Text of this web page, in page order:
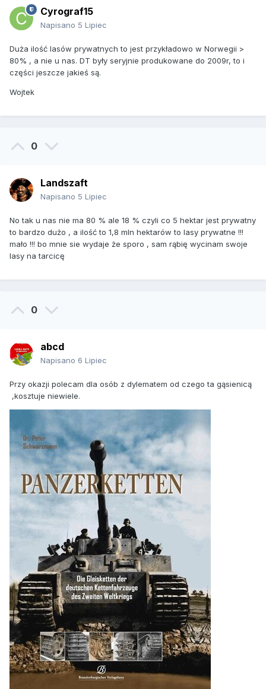
Cyrograf15
Napisano 5 Lipiec
Duża ilość lasów prywatnych to jest przykładowo w Norwegii >
80% , a nie u nas. DT były seryjnie produkowane do 2009r, to i
części jeszcze jakieś są.
Wojtek
0
Landszaft
Napisano 5 Lipiec
No tak u nas nie ma 80 % ale 18 % czyli co 5 hektar jest prywatny
to bardzo dużo , a ilość to 1,8 mln hektarów to lasy prywatne !!!
mało !!! bo mnie sie wydaje że sporo , sam rąbię wycinam swoje
lasy na tarcicę
0
abcd
Napisano 6 Lipiec
Przy okazji polecam dla osób z dylematem od czego ta gąsienicą
,kosztuje niewiele.